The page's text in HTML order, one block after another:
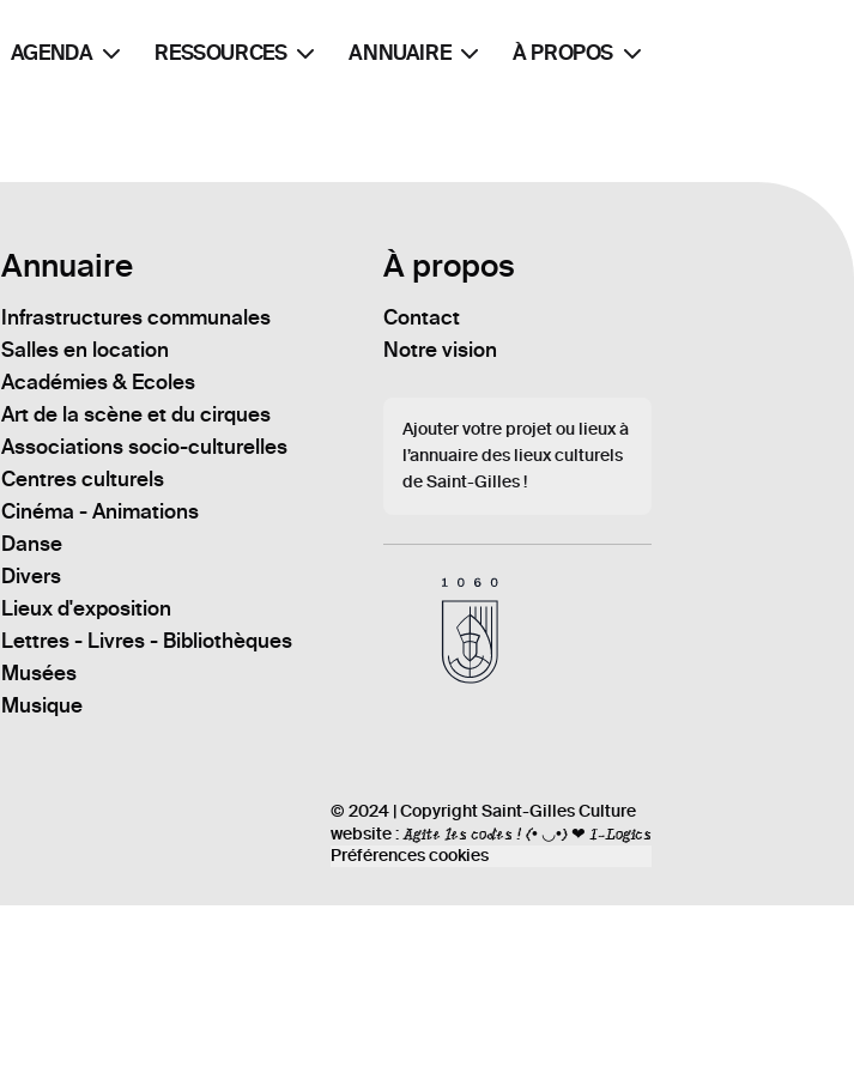
AGENDA RESSOURCES ANNUAIRE À PROPOS
Annuaire
Infrastructures communales
Salles en location
Académies & Ecoles
Art de la scène et du cirques
Associations socio-culturelles
Centres culturels
Cinéma - Animations
Danse
Divers
Lieux d'exposition
Lettres - Livres - Bibliothèques
Musées
Musique
À propos
Contact
Notre vision
Ajouter votre projet ou lieux à
l’annuaire des lieux culturels
de Saint-Gilles !
© 2024 | Copyright Saint-Gilles Culture
website :Agite les codes ! (• ◡•) ❤ I-Logics
Préférences cookies